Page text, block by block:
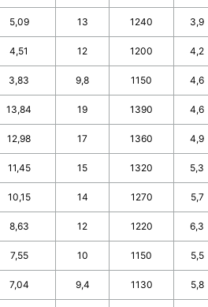
5,09 13 1240 3,9
4,51 12 1200 4,2
3,83 9,8 1150 4,6
13,84 19 1390 4,6
12,98 17 1360 4,9
11,45 15 1320 5,3
10,15 14 1270 5,7
8,63 12 1220 6,3
7,55 10 1150 5,5
7,04 9,4 1130 5,8